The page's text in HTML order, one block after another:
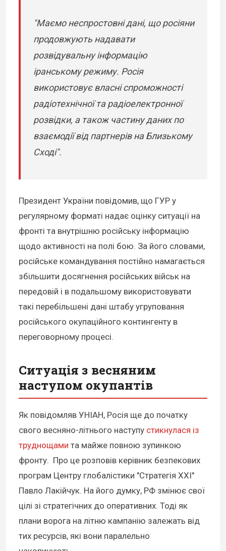
"Маємо неспростовні дані, що росіяни
продовжують надавати
розвідувальну інформацію
іранському режиму. Росія
використовує власні спроможності
радіотехнічної та радіоелектронної
розвідки, а також частину даних по
взаємодії від партнерів на Близькому
Сході".
Президент України повідомив, що ГУР у
регулярному форматі надає оцінку ситуації на
фронті та внутрішню російську інформацію
щодо активності на полі бою. За його словами,
російське командування постійно намагається
збільшити досягнення російських військ на
передовій і в подальшому використовувати
такі перебільшені дані штабу угруповання
російського окупаційного контингенту в
переговорному процесі.
Ситуація з весняним
наступом окупантів
Як повідомляв УНІАН, Росія ще до початку
свого весняно-літнього наступу стикнулася із
труднощами та майже повною зупинкою
фронту. Про це розповів керівник безпекових
програм Центру глобалістики "Стратегія XXI"
Павло Лакійчук. На його думку, РФ змінює свої
цілі зі стратегічних до оперативних. Тоді як
плани ворога на літню кампанію залежать від
тих ресурсів, які вони паралельно